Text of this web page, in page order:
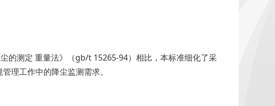
的测定 重量法》（gb/t 15265-94）相比，本标准细化了采
理工作中的降尘监测需求。